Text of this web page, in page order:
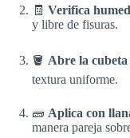
🧾 Verifica
y libre de fisuras.
🪣 Abre la cubeta
textura uniforme.
🧱 Aplica con
manera pareja